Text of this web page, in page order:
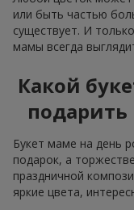
или быть частью
существует. И
мамы всегда
Какой
Букет маме на день
подарок, а
праздничной
яркие цвета,